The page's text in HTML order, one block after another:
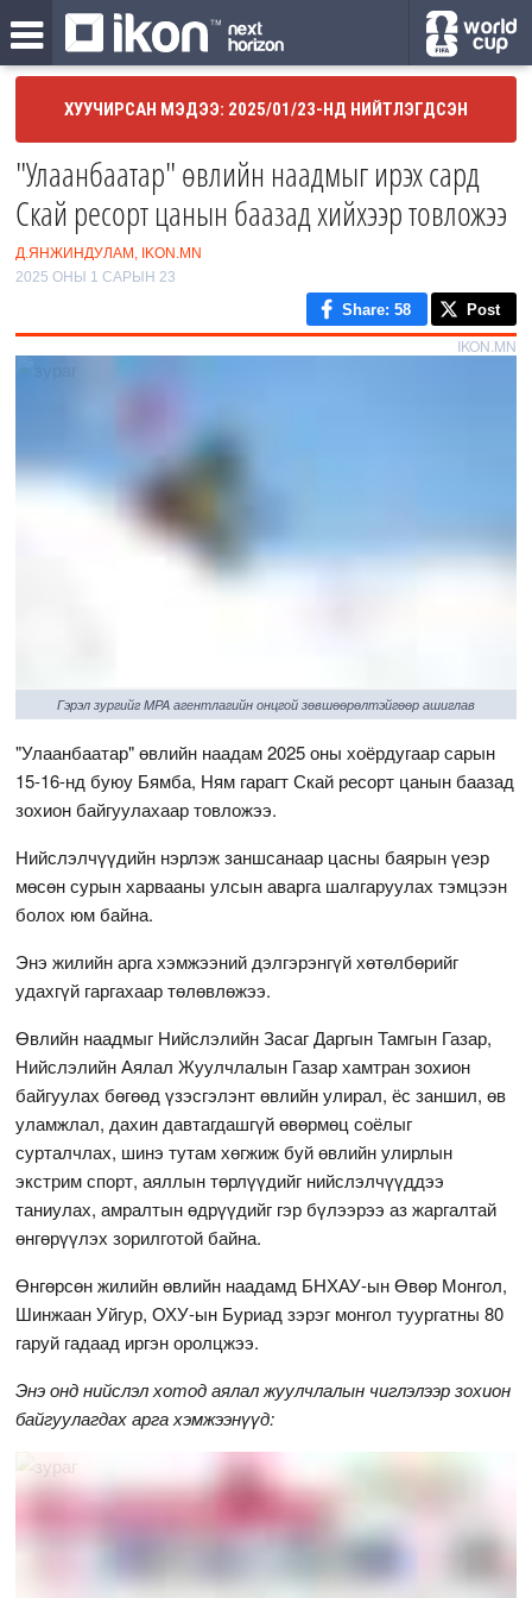
ХУУЧИРСАН МЭДЭЭ: 2025/01/23-НД НИЙТЛЭГДСЭН
"Улаанбаатар" өвлийн наадмыг ирэх сард
Скай ресорт цанын баазад хийхээр товложээ
Д.ЯНЖИНДУЛАМ, IKON.MN
2025 ОНЫ 1 САРЫН 23
Share: 58 Post
IKON.MN
Гэрэл зургийг MPA агентлагийн онцгой зөвшөөрөлтэйгөөр ашиглав
"Улаанбаатар" өвлийн наадам 2025 оны хоёрдугаар сарын
15-16-нд буюу Бямба, Ням гарагт Скай ресорт цанын баазад
зохион байгуулахаар товложээ.
Нийслэлчүүдийн нэрлэж заншсанаар цасны баярын үеэр
мөсөн сурын харвааны улсын аварга шалгаруулах тэмцээн
болох юм байна.
Энэ жилийн арга хэмжээний дэлгэрэнгүй хөтөлбөрийг
удахгүй гаргахаар төлөвлөжээ.
Өвлийн наадмыг Нийслэлийн Засаг Даргын Тамгын Газар,
Нийслэлийн Аялал Жуулчлалын Газар хамтран зохион
байгуулах бөгөөд үзэсгэлэнт өвлийн улирал, ёс заншил, өв
уламжлал, дахин давтагдашгүй өвөрмөц соёлыг
сурталчлах, шинэ тутам хөгжиж буй өвлийн улирлын
экстрим спорт, аяллын төрлүүдийг нийслэлчүүддээ
таниулах, амралтын өдрүүдийг гэр бүлээрээ аз жаргалтай
өнгөрүүлэх зорилготой байна.
Өнгөрсөн жилийн өвлийн наадамд БНХАУ-ын Өвөр Монгол,
Шинжаан Уйгур, ОХУ-ын Буриад зэрэг монгол туургатны 80
гаруй гадаад иргэн оролцжээ.
Энэ онд нийслэл хотод аялал жуулчлалын чиглэлээр зохион
байгуулагдах арга хэмжээнүүд: